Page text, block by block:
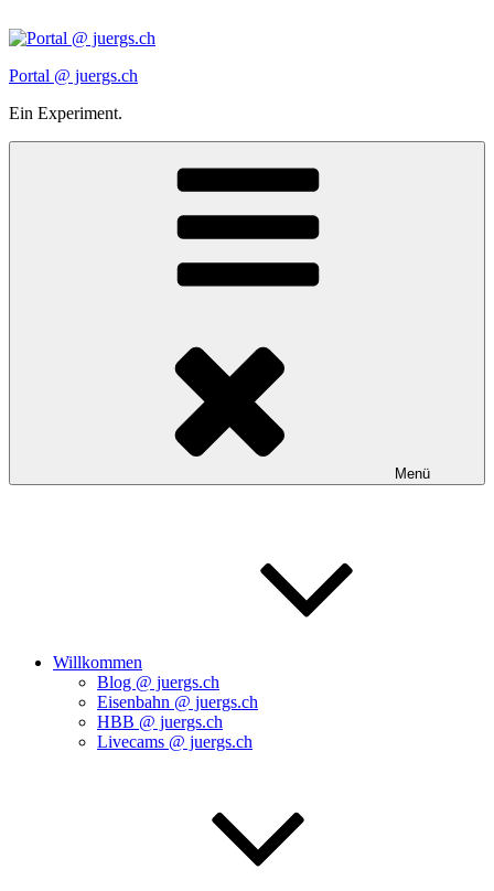
Inhalt
Portal @ juergs.ch
Ein Experiment.
Menü
Willkommen
Blog @ juergs.ch
Eisenbahn @ juergs.ch
HBB @ juergs.ch
Livecams @ juergs.ch